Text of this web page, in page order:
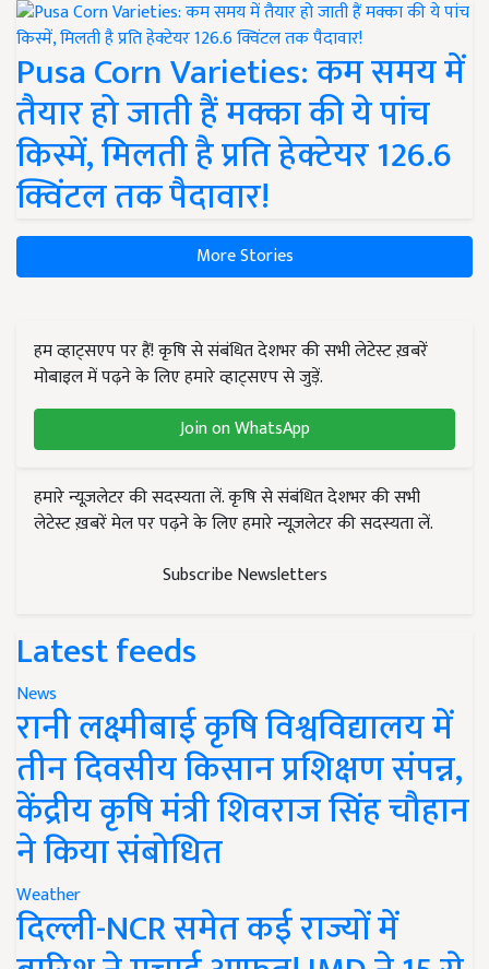
Pusa Corn Varieties: कम समय में
तैयार हो जाती हैं मक्का की ये पांच
किस्में, मिलती है प्रति हेक्टेयर 126.6
क्विंटल तक पैदावार!
More Stories
हम व्हाट्सएप पर हैं! कृषि से संबंधित देशभर की सभी लेटेस्ट ख़बरें
मोबाइल में पढ़ने के लिए हमारे व्हाट्सएप से जुड़ें.
Join on WhatsApp
हमारे न्यूज़लेटर की सदस्यता लें. कृषि से संबंधित देशभर की सभी
लेटेस्ट ख़बरें मेल पर पढ़ने के लिए हमारे न्यूज़लेटर की सदस्यता लें.
Subscribe Newsletters
Latest feeds
News
रानी लक्ष्मीबाई कृषि विश्वविद्यालय में
तीन दिवसीय किसान प्रशिक्षण संपन्न,
केंद्रीय कृषि मंत्री शिवराज सिंह चौहान
ने किया संबोधित
Weather
दिल्ली-NCR समेत कई राज्यों में